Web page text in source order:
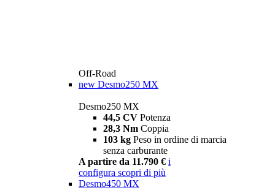
Off-Road
new Desmo250 MX
Desmo250 MX
44,5 CV Potenza
28,3 Nm Coppia
103 kg Peso in ordine di marcia
senza carburante
A partire da 11.790 € i
configura scopri di più
Desmo450 MX